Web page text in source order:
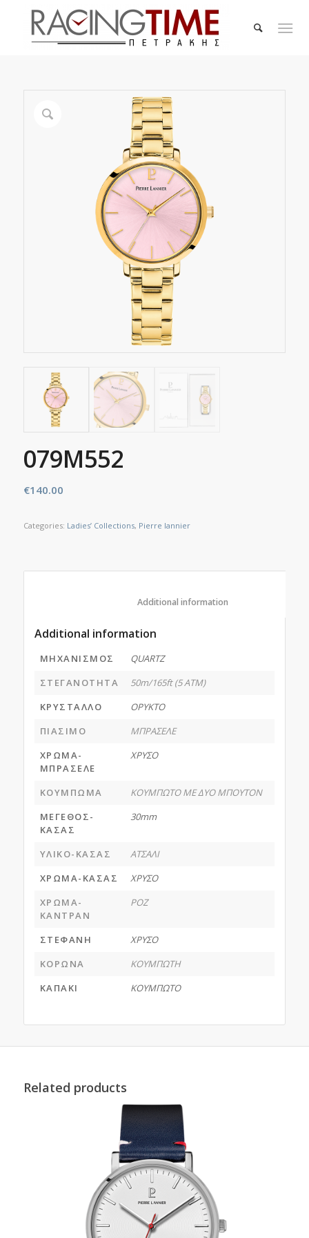
079M552
€140.00
Categories: Ladies’ Collections, Pierre lannier
Additional information
ΜΗΧΑΝΙΣΜΟΣ
QUARTZ
ΣΤΕΓΑΝΟΤΗΤΑ
50m/165ft (5 ATM)
ΚΡΥΣΤΑΛΛΟ
ΟΡΥΚΤΟ
ΠΙΑΣΙΜΟ
ΜΠΡΑΣΕΛΕ
ΧΡΩΜΑ-
ΜΠΡΑΣΕΛΕ
ΧΡΥΣΟ
ΚΟΥΜΠΩΜΑ
ΚΟΥΜΠΩΤΟ ΜΕ ΔΥΟ ΜΠΟΥΤΟΝ
ΜΕΓΕΘΟΣ-
ΚΑΣΑΣ
30mm
ΥΛΙΚΟ-ΚΑΣΑΣ
ΑΤΣΑΛΙ
ΧΡΩΜΑ-ΚΑΣΑΣ
ΧΡΥΣΟ
ΧΡΩΜΑ-
ΚΑΝΤΡΑΝ
ΡΟΖ
ΣΤΕΦΑΝΗ
ΧΡΥΣΟ
ΚΟΡΩΝΑ
ΚΟΥΜΠΩΤΗ
ΚΑΠΑΚΙ
ΚΟΥΜΠΩΤΟ
Related products